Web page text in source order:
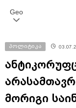
Geo
პოლიტიკა
მორიგი